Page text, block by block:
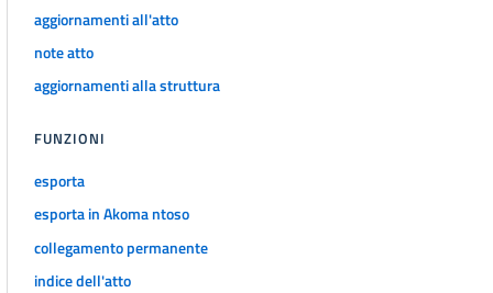
art. 25
art. 26
art. 26 bis
art. 29
art. 30
art. 30 bis
aggiornamenti all'atto
note atto
aggiornamenti alla struttura
FUNZIONI
esporta
esporta in Akoma ntoso
collegamento permanente
indice dell'atto